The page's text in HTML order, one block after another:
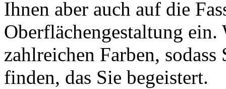
Ihnen aber auch auf die
Oberflächengestaltung
zahlreichen Farben,
finden, das Sie begeistert.